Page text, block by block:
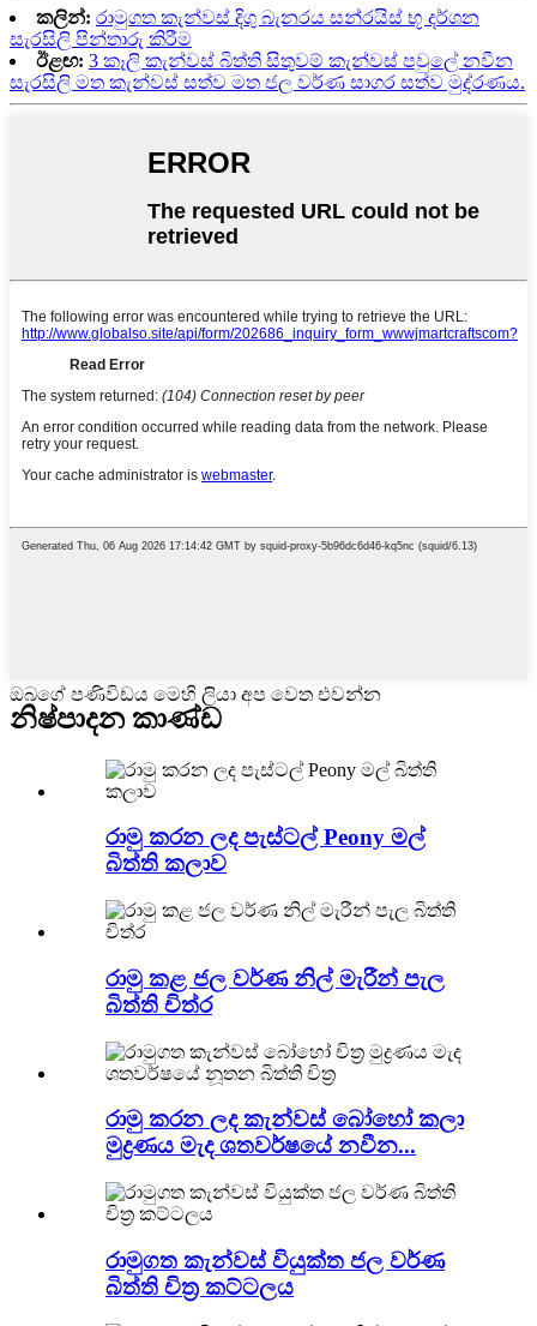
කලින්: රාමුගත කැන්වස් දිගු බැනරය සන්රයිස් භූ දර්ශන
සැරසිලි පින්තාරු කිරීම
ඊළඟ: 3 කෑලි කැන්වස් බිත්ති සිතුවම් කැන්වස් පවුලේ නවීන
සැරසිලි මත කැන්වස් සත්ව මත ජල වර්ණ සාගර සත්ව මුද්රණය.
ඔබගේ පණිවිඩය මෙහි ලියා අප වෙත එවන්න
නිෂ්පාදන කාණ්ඩ
රාමු කරන ලද පැස්ටල් Peony මල්
බිත්ති කලාව
රාමු කළ ජල වර්ණ නිල් මැරීන් පැල
බිත්ති චිත්ර
රාමු කරන ලද කැන්වස් බෝහෝ කලා
මුද්‍රණය මැද ශතවර්ෂයේ නවීන...
රාමුගත කැන්වස් වියුක්ත ජල වර්ණ
බිත්ති චිත්‍ර කට්ටලය